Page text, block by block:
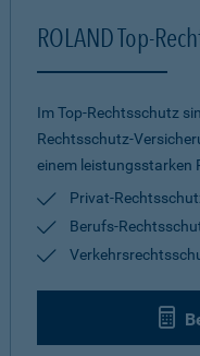
ROLAND Top-
Im Top-Rechtsschutz
Rechtsschutz-
einem leistungsstarken
Privat-
Berufs-